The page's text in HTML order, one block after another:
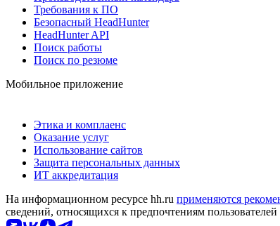
Требования к ПО
Безопасный HeadHunter
HeadHunter API
Поиск работы
Поиск по резюме
Мобильное приложение
Этика и комплаенс
Оказание услуг
Использование сайтов
Защита персональных данных
ИТ аккредитация
На информационном ресурсе hh.ru применяются
сведений, относящихся к предпочтениям